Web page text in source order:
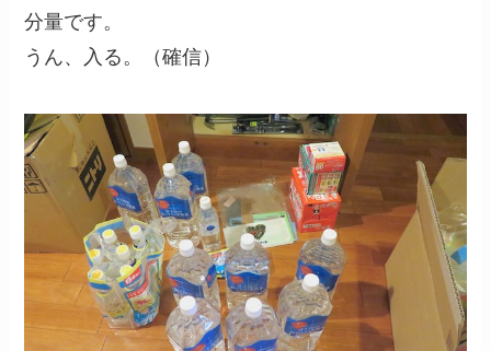
分量です。
うん、入る。（確信）